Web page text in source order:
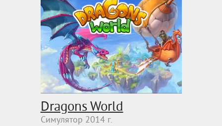
Dragons World
Симулятор 2014 г.